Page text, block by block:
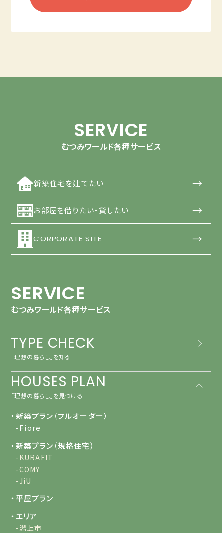
SERVICE
むつみワールド各種サービス
新築住宅を建てたい →
お部屋を借りたい・貸したい →
CORPORATE SITE →
SERVICE
むつみワールド各種サービス
TYPE CHECK
「理想の暮らし」を知る
HOUSES PLAN
「理想の暮らし」を見つける
・新築プラン（フルオーダー）
-Fiore
・新築プラン（規格住宅）
-KURAFIT
-COMY
-JiU
・平屋プラン
・エリア
-潟上市